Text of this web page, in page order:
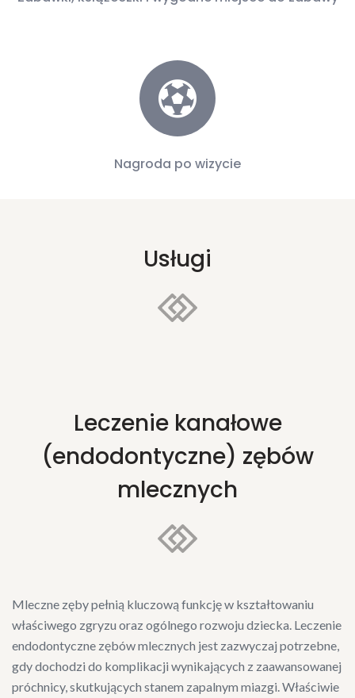
Nagroda po wizycie
Usługi
Leczenie kanałowe
(endodontyczne) zębów
mlecznych
Mleczne zęby pełnią kluczową funkcję w kształtowaniu
właściwego zgryzu oraz ogólnego rozwoju dziecka. Leczenie
endodontyczne zębów mlecznych jest zazwyczaj potrzebne,
gdy dochodzi do komplikacji wynikających z zaawansowanej
próchnicy, skutkujących stanem zapalnym miazgi. Właściwie